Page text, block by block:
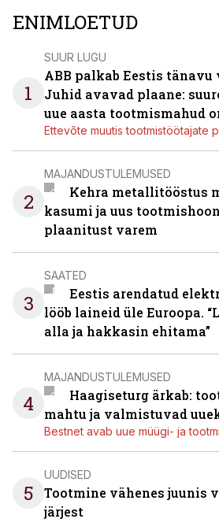
ENIMLOETUD
1
SUUR LUGU
ABB palkab Eestis tänavu
Juhid avavad plaane:
uue aasta tootmismahud
Ettevõte muutis tootmistöötajate
2
MAJANDUSTULEMUSED
Kehra metallitööstus
kasumi ja uus
plaanitust varem
3
SAATED
Eestis arendatud
lööb laineid üle Euroopa.
alla ja hakkasin ehitama”
4
MAJANDUSTULEMUSED
Haagiseturg ärkab:
mahtu ja valmistuvad
Bestnet avab uue müügi- ja
5
UUDISED
Tootmine vähenes juunis
järjest